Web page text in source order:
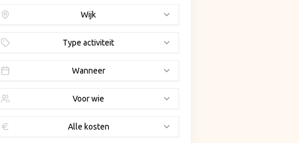
Wijk
Type activiteit
Wanneer
Voor wie
Alle kosten